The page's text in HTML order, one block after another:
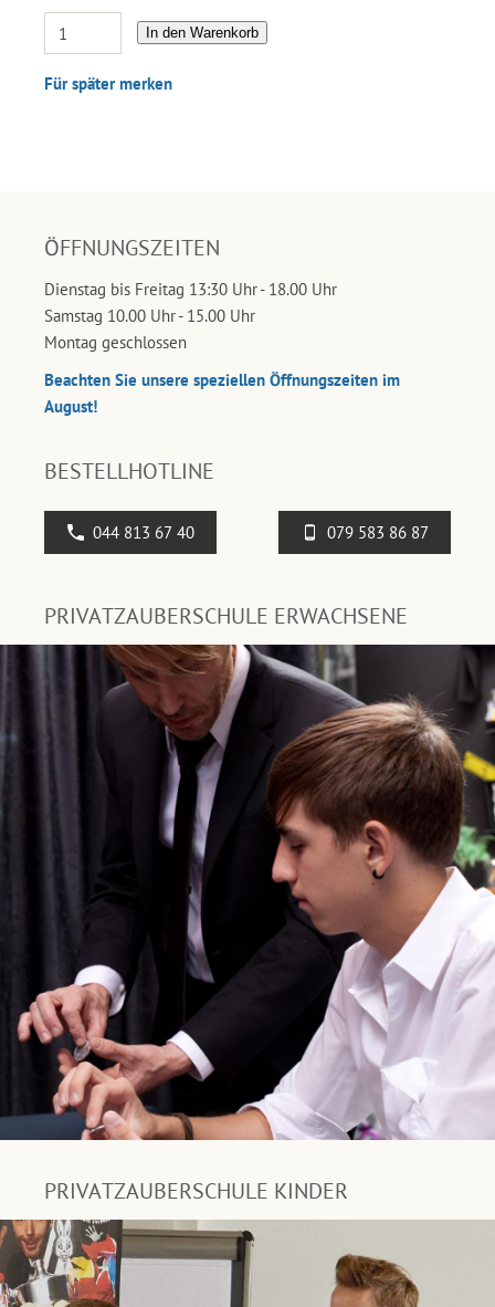
In den Warenkorb
Für später merken
ÖFFNUNGSZEITEN
Dienstag bis Freitag 13:30 Uhr - 18.00 Uhr
Samstag 10.00 Uhr - 15.00 Uhr
Montag geschlossen
Beachten Sie unsere speziellen Öffnungszeiten im
August!
BESTELLHOTLINE
044 813 67 40 079 583 86 87
PRIVATZAUBERSCHULE ERWACHSENE
PRIVATZAUBERSCHULE KINDER